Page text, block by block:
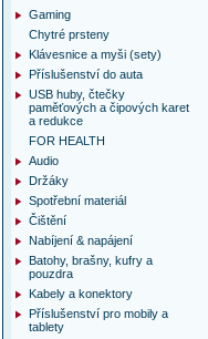
Gaming
Chytré prsteny
Klávesnice a myši (sety)
Příslušenství do auta
USB huby, čtečky
paměťových a čipových karet
a redukce
FOR HEALTH
Audio
Držáky
Spotřební materiál
Čištění
Nabíjení & napájení
Batohy, brašny, kufry a
pouzdra
Kabely a konektory
Příslušenství pro mobily a
tablety